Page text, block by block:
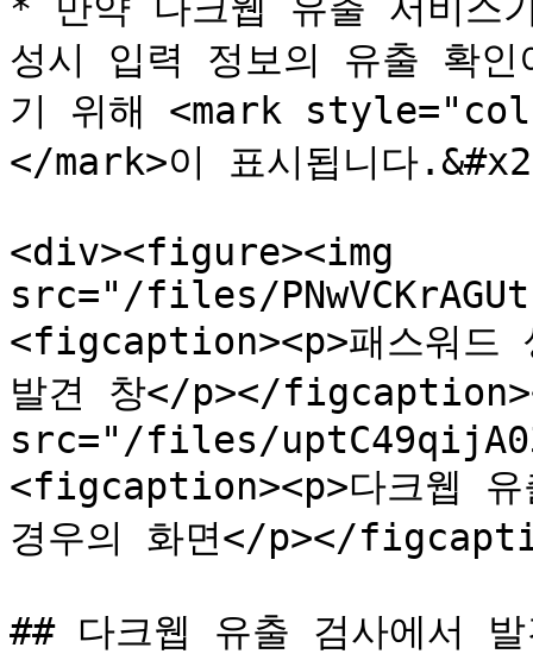
성시 입력 정보의 유출 확
기 위해 <mark
</mark>이 표시됩니다
<div><figure><img
src="/files/
<figcaption><p>패스워드
발견 창</p></
src="/files/
<figcaption><p>다크웹 유
경우의 화면</p></
## 다크웹 유출 검사에서